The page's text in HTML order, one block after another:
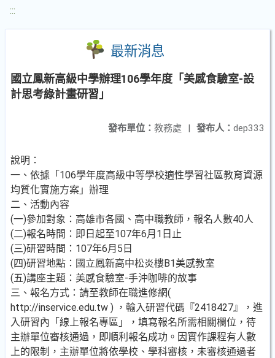
:::
最新消息
國立鳳新高級中學辦理106學年度「美感食驗室-設
計思考綠計畫研習」
發布人： dep333
發布單位： 教務處 |
說明：
一、依據「106學年度高級中等學校適性學習社區教育資源
均質化實施方案」辦理
二、活動內容
(一)參加對象：高雄市各國、高中職教師，報名人數40人
(二)報名時間：即日起至107年6月1日止
(三)研習時間：107年6月5日
(四)研習地點：國立鳳新高中松炎樓B1美感教室
(五)講座主題：美感食驗室-手沖咖啡的故事
三、報名方式：請至教師在職進修網(
http://inservice.edu.tw ) ，輸入研習代碼『2418427』，進
入研習內「線上報名專區」，填寫報名所需相關欄位，待
主辦單位審核通過，即順利報名成功。因實作課程有人數
上的限制，主辦單位將依學校、學科審核，未審核通過者